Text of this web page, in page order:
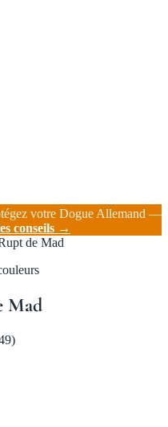
votre Dogue Allemand —
conseils →
de Mad
Mad